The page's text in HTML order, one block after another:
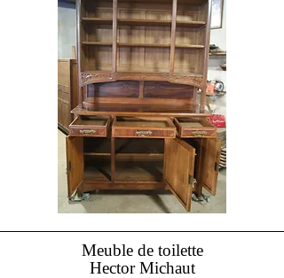
Meuble de toilette
Hector Michaut